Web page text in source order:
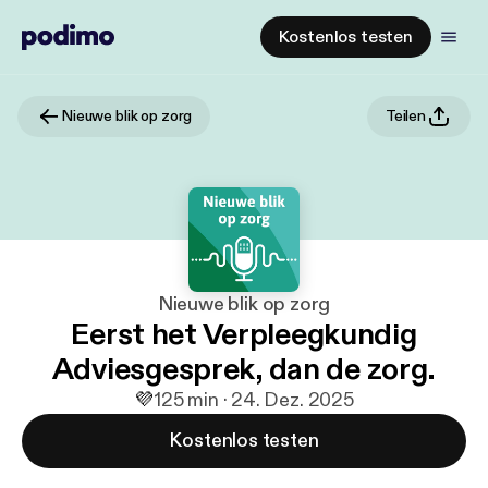
Kostenlos testen
Nieuwe blik op zorg Teilen
Nieuwe blik op zorg
Eerst het Verpleegkundig
Adviesgesprek, dan de zorg.
💜125 min · 24. Dez. 2025
Kostenlos testen